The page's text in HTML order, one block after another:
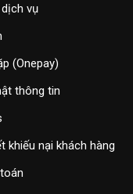
vụ
(Onepay)
thông tin
khiếu nại khách hàng